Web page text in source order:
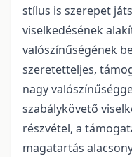
stílus is szerepet
viselkedésének
valószínűségének
szeretetteljes,
nagy
szabálykövető
részvétel, a
magatartás